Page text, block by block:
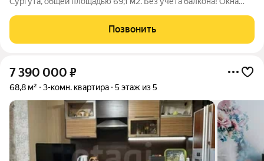
ремонт.Квартира просторная и уютная. Балкон утеплен. Во
дворе обустроены детская площадка и
Позвонить
7 390 000 ₽
68,8 м² 3-комн. квартира 5 этаж из 5